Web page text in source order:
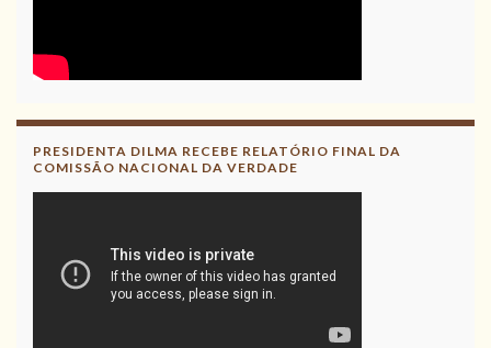
PRESIDENTA DILMA RECEBE RELATÓRIO FINAL DA
COMISSÃO NACIONAL DA VERDADE